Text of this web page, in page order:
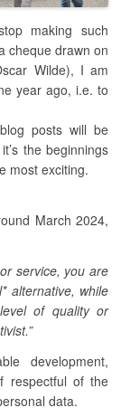
making such
cheque drawn on
Wilde), I am
year ago, i.e. to
posts will be
the beginnings
most exciting.
March 2024,
service, you are
alternative, while
of quality or
development,
respectful of the
data.